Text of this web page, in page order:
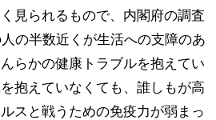
見られるもので、内閣府の調査
の半数近くが生活への支障のあ
らかの健康トラブルを抱えてい
抱えていなくても、誰しもが高
スと戦うための免疫力が弱まっ